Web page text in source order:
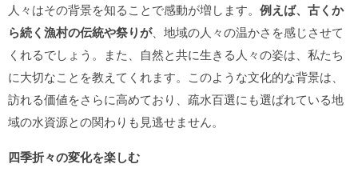
人々はその背景を知ることで感動が増します。 例えば、古くか
ら続く漁村の伝統や祭りが、地域の人々の温かさを感じさせて
くれるでしょう。また、自然と共に生きる人々の姿は、私たち
に大切なことを教えてくれます。このような文化的な背景は、
訪れる価値をさらに高めており、疏水百選にも選ばれている地
域の水資源との関わりも見逃せません。
四季折々の変化を楽しむ